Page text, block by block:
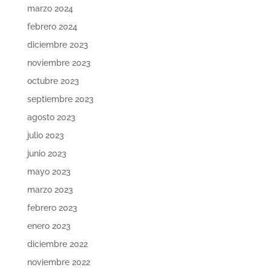
marzo 2024
febrero 2024
diciembre 2023
noviembre 2023
octubre 2023
septiembre 2023
agosto 2023
julio 2023
junio 2023
mayo 2023
marzo 2023
febrero 2023
enero 2023
diciembre 2022
noviembre 2022